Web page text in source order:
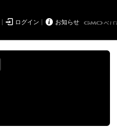
 ログイン  お知らせ